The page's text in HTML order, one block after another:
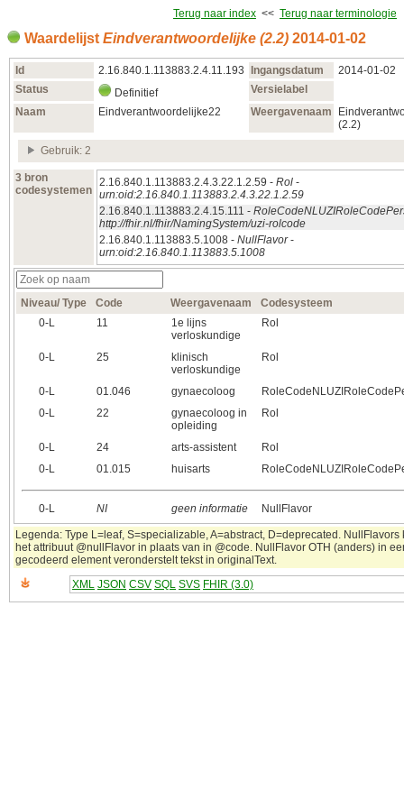
Terug naar index << Terug naar terminologie
Waardelijst Eindverantwoordelijke (2.2) 2014‑01‑02
Id 2.16.840.1.113883.2.4.11.193 Ingangsdatum
2014‑01‑02
Status
Definitief
Versielabel
Naam
Eindverantwoordelijke22 Weergavenaam
(2.2)
Gebruik: 2
3 bron
codesystemen
2.16.840.1.113883.2.4.3.22.1.2.59 - Rol -
urn:oid:2.16.840.1.113883.2.4.3.22.1.2.59
2.16.840.1.113883.2.4.15.111 -
http://fhir.nl/fhir/NamingSystem/uzi-rolcode
2.16.840.1.113883.5.1008 - NullFlavor-
urn:oid:2.16.840.1.113883.5.1008
Niveau/ Type Code Weergavenaam
Codesysteem
0‑L
11
1e lijns
verloskundige
Rol
0‑L 25
klinisch
verloskundige
Rol
0‑L 01.046 gynaecoloog
0‑L
22
gynaecoloog in
opleiding
Rol
0‑L 24 arts-assistent
Rol
0‑L
01.015 huisarts
0‑L NI geen informatie NullFlavor
Legenda: Type L=leaf, S=specializable, A=abstract, D=deprecated. NullFlavors
het attribuut @nullFlavor in plaats van in @code. NullFlavor OTH (anders) in
gecodeerd element veronderstelt tekst in originalText.
XML JSON CSV SQL SVS FHIR (3.0)